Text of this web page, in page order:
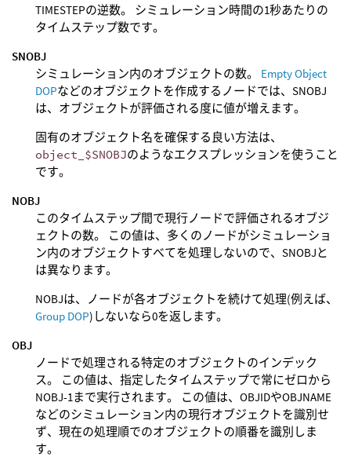
TIMESTEPの逆数。 シミュレーション時間の1秒あたりの
タイムステップ数です。
SNOBJ
シミュレーション内のオブジェクトの数。 Empty Object
DOPなどのオブジェクトを作成するノードでは、SNOBJ
は、オブジェクトが評価される度に値が増えます。
固有のオブジェクト名を確保する良い方法は、
object_$SNOBJのようなエクスプレッションを使うこと
です。
NOBJ
このタイムステップ間で現行ノードで評価されるオブジ
ェクトの数。 この値は、多くのノードがシミュレーショ
ン内のオブジェクトすべてを処理しないので、SNOBJと
は異なります。
NOBJは、ノードが各オブジェクトを続けて処理(例えば、
Group DOP)しないなら0を返します。
OBJ
ノードで処理される特定のオブジェクトのインデック
ス。 この値は、指定したタイムステップで常にゼロから
NOBJ-1まで実行されます。 この値は、OBJIDやOBJNAME
などのシミュレーション内の現行オブジェクトを識別せ
ず、現在の処理順でのオブジェクトの順番を識別しま
す。